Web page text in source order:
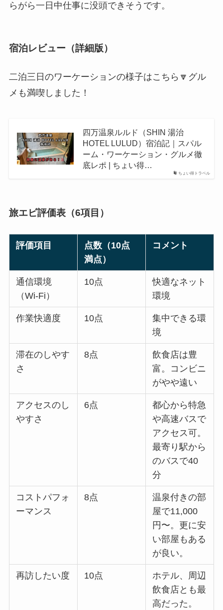
らがら一日中仕事に没頭できそうです。
宿泊レビュー（詳細版）
二泊三日のワーケーションの様子はこちら🔽グル
メも満喫しました！
ちょい得トラベル
四万温泉ルルド（SHIN 湯治
HOTEL LULUD）宿泊記｜スパル
ーム・ワーケーション・グルメ徹
底レポ | ちょい得…
旅エビ評価表（6項目）
評価項目
点数（10点
満点）
コメント
通信環境
（Wi-Fi）
10点
快適なネット
環境
作業快適度 10点
集中できる環
境
滞在のしやす
さ
8点
飲食店は豊
富。コンビニ
がやや遠い
アクセスのし
やすさ
6点
都心から特急
や高速バスで
アクセス可。
最寄り駅から
のバスで40
分
コストパフォ
ーマンス
8点
温泉付きの部
屋で11,000
円〜。更に安
い部屋もある
が良い。
再訪したい度 10点
ホテル、周辺
飲食店とも最
高だった。